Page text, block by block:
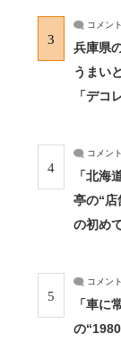
3
コメン
兵庫県
うまい
「デコ
4
コメン
「北海
亭の“
の初め
5
コメン
「車
の